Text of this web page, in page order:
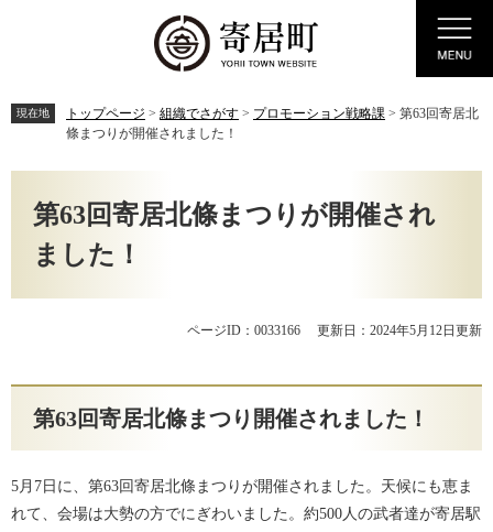
先
頭
す。
を
飛
し
現在地 トップページ > 組織でさがす > プロモーション戦略課 > 第63回寄居北
條まつりが開催されました！
第63回寄居北條まつりが開催され
ました！
ページID：0033166 更新日：2024年5月12日更新
第63回寄居北條まつり開催されました！
5月7日に、第63回寄居北條まつりが開催されました。天候にも恵ま
れて、会場は大勢の方でにぎわいました。約500人の武者達が寄居駅